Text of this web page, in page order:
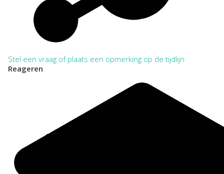
Stel een vraag of plaats een opmerking op de tijdlijn
Reageren